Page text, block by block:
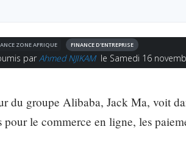
Profitez de notre expertise
Secrétariat
ZONE AFRIQUE FINANCE D'ENTREPRISE
par Ahmed NJIKAM le Samedi 16
du groupe Alibaba, Jack Ma, voit
pour le commerce en ligne, les